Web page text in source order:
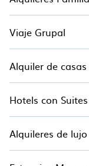
Viaje Grupal
Alquiler de
Hotels con Suites
Alquileres de lujo